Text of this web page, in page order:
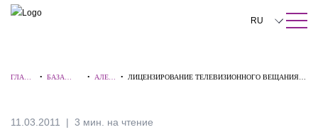
ПОИСК ПО САЙТУ Закрыть
RU
中文
ГЛАВН
•БАЗА
• АЛЕР
•
ЛИЦЕНЗИРОВАНИЕ ТЕЛЕВИЗИОННОГО ВЕЩАНИЯ И
11.03.2011 3 мин. на чтение